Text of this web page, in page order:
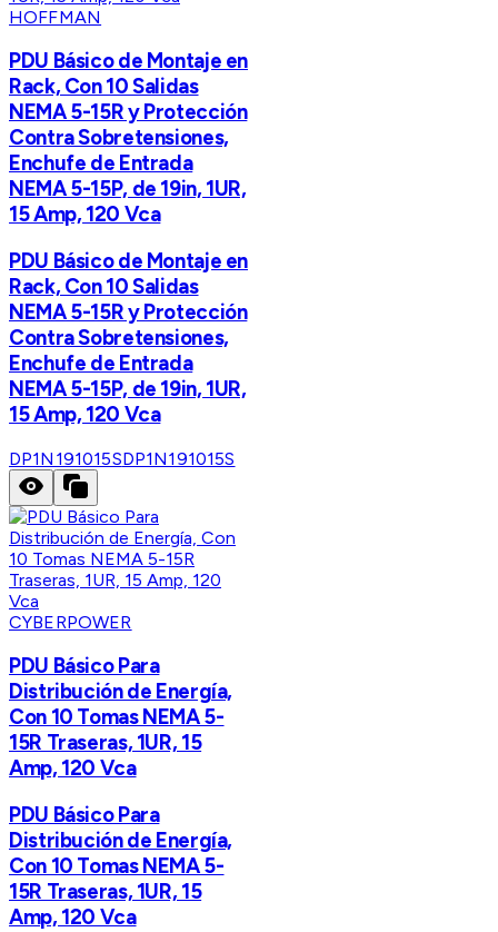
HOFFMAN
PDU Básico de Montaje en
Rack, Con 10 Salidas
NEMA 5-15R y Protección
Contra Sobretensiones,
Enchufe de Entrada
NEMA 5-15P, de 19in, 1UR,
15 Amp, 120 Vca
PDU Básico de Montaje en
Rack, Con 10 Salidas
NEMA 5-15R y Protección
Contra Sobretensiones,
Enchufe de Entrada
NEMA 5-15P, de 19in, 1UR,
15 Amp, 120 Vca
DP1N191015SDP1N191015S
CYBERPOWER
PDU Básico Para
Distribución de Energía,
Con 10 Tomas NEMA 5-
15R Traseras, 1UR, 15
Amp, 120 Vca
PDU Básico Para
Distribución de Energía,
Con 10 Tomas NEMA 5-
15R Traseras, 1UR, 15
Amp, 120 Vca